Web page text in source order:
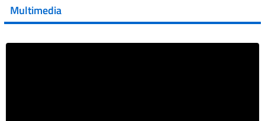
Vai al post →
Multimedia